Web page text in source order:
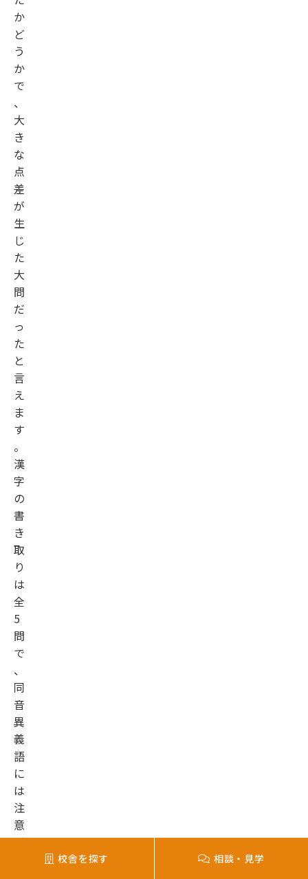
か
ど
う
か
で
、
大
き
な
点
差
が
生
じ
た
大
問
だ
っ
た
と
言
え
ま
す
。
漢
字
の
書
き
取
り
は
全
5
問
で
、
同
音
異
義
語
に
は
注
意
が
校舎を探す 相談・見学